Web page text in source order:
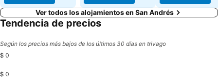
Ver todos los alojamientos en San Andrés
Tendencia de precios
Según los precios más bajos de los últimos 30 días en trivago
$ 0
$ 0